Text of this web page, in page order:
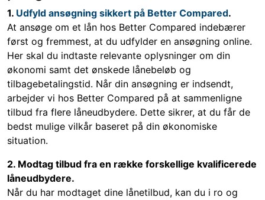
1. Udfyld ansøgning sikkert på Better Compared.
At ansøge om et lån hos Better Compared indebærer
først og fremmest, at du udfylder en ansøgning online.
Her skal du indtaste relevante oplysninger om din
økonomi samt det ønskede lånebeløb og
tilbagebetalingstid. Når din ansøgning er indsendt,
arbejder vi hos Better Compared på at sammenligne
tilbud fra flere låneudbydere. Dette sikrer, at du får de
bedst mulige vilkår baseret på din økonomiske
situation.
2. Modtag tilbud fra en række forskellige kvalificerede
låneudbydere.
Når du har modtaget dine lånetilbud, kan du i ro og